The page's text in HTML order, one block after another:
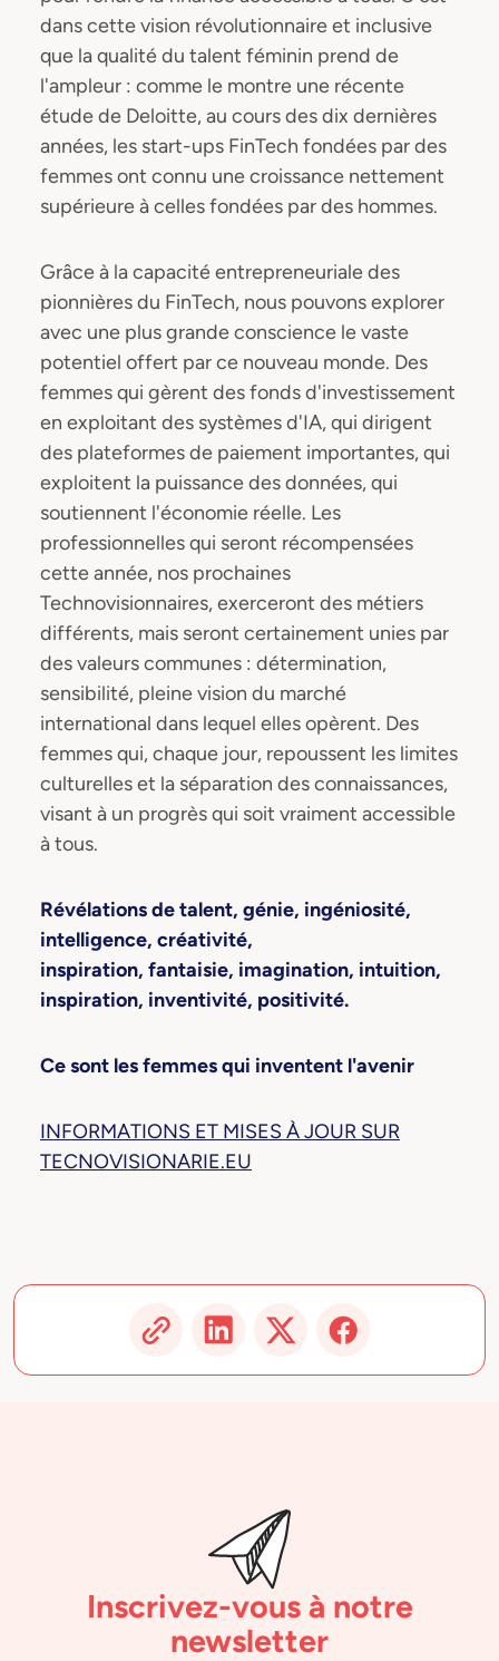
dans cette vision révolutionnaire et inclusive
que la qualité du talent féminin prend de
l'ampleur : comme le montre une récente
étude de Deloitte, au cours des dix dernières
années, les start-ups FinTech fondées par des
femmes ont connu une croissance nettement
supérieure à celles fondées par des hommes.
Grâce à la capacité entrepreneuriale des
pionnières du FinTech, nous pouvons explorer
avec une plus grande conscience le vaste
potentiel offert par ce nouveau monde. Des
femmes qui gèrent des fonds d'investissement
en exploitant des systèmes d'IA, qui dirigent
des plateformes de paiement importantes, qui
exploitent la puissance des données, qui
soutiennent l'économie réelle. Les
professionnelles qui seront récompensées
cette année, nos prochaines
Technovisionnaires, exerceront des métiers
différents, mais seront certainement unies par
des valeurs communes : détermination,
sensibilité, pleine vision du marché
international dans lequel elles opèrent. Des
femmes qui, chaque jour, repoussent les limites
culturelles et la séparation des connaissances,
visant à un progrès qui soit vraiment accessible
à tous.
Révélations de talent, génie, ingéniosité,
intelligence, créativité,
inspiration, fantaisie, imagination, intuition,
inspiration, inventivité, positivité.
Ce sont les femmes qui inventent l'avenir
INFORMATIONS ET MISES À JOUR SUR
TECNOVISIONARIE.EU
Inscrivez-vous à notre
newsletter